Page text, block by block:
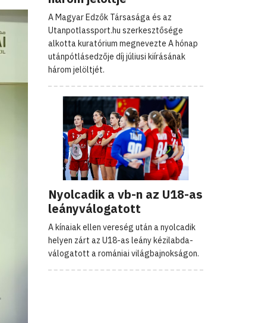
A Magyar Edzők Társasága és az
Utanpotlassport.hu szerkesztősége
alkotta kuratórium megnevezte A hónap
utánpótlásedzője díj júliusi kiírásának
három jelöltjét.
Nyolcadik a vb-n az U18-as
leányválogatott
A kínaiak ellen vereség után a nyolcadik
helyen zárt az U18-as leány kézilabda-
válogatott a romániai világbajnokságon.